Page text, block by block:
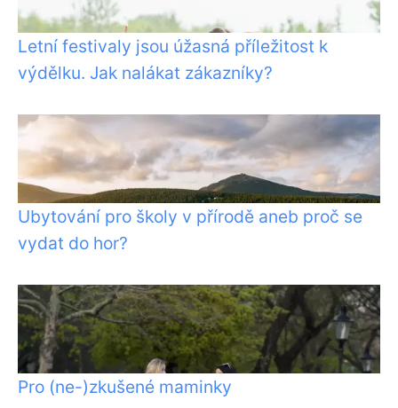
Letní festivaly jsou úžasná příležitost k
výdělku. Jak nalákat zákazníky?
Ubytování pro školy v přírodě aneb proč se
vydat do hor?
Pro (ne-)zkušené maminky